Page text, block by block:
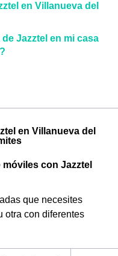
en Villanueva del
Jazztel en mi casa
en Villanueva del
con Jazztel
que necesites
otra con diferentes